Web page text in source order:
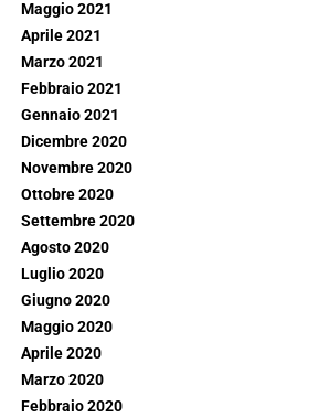
Maggio 2021
Aprile 2021
Marzo 2021
Febbraio 2021
Gennaio 2021
Dicembre 2020
Novembre 2020
Ottobre 2020
Settembre 2020
Agosto 2020
Luglio 2020
Giugno 2020
Maggio 2020
Aprile 2020
Marzo 2020
Febbraio 2020